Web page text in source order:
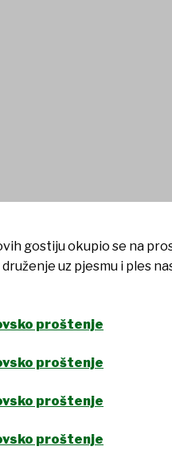
gostiju okupio se na
uz pjesmu i ples